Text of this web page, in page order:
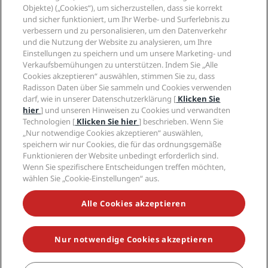
Radisson Hotels APP
„Sports Approved“-Hotels
Familienfreundliche Hotels
Gesundheit & Sicherheit
Medien
Karriere RHG
Karriere PPHE
Karrieren EHL
The Club by RHG
Entwicklungsmöglichkeiten
Responsible Business – Unser Engagement
Einkauf
Privacy Centre
Rechtliche Hinweise
Radisson Rewards Geschäftsbedingungen
Website-Nutzungsvereinbarung
Digitale Barrierefreiheit
Moderne Sklaverei – Erklärung
Hilfe
Verbrauchermeldungen
Kontakt
FAQ
Inhaltsübersicht
Soziale Medien
Marken von Radisson Hotels
VERPASSEN SIE NIEMALS UNSERE BELIEBTESTEN
ANGEBOTE
© 2026 Radisson Hotel Group.Alle Rechte vorbehalten. RHG Radisson
Hotel Group, Radisson, Radisson RED, Radisson Blu, Radisson Collection,
Radisson Individuals, Park Plaza, Park Inn, Country Inn & Suites, Prize by
Objekte) („Cookies“), um sicherzustellen, dass sie korrekt
und sicher funktioniert, um Ihr Werbe- und Surferlebnis zu
verbessern und zu personalisieren, um den Datenverkehr
und die Nutzung der Website zu analysieren, um Ihre
Einstellungen zu speichern und um unsere Marketing- und
Verkaufsbemühungen zu unterstützen. Indem Sie „Alle
Cookies akzeptieren“ auswählen, stimmen Sie zu, dass
Radisson Daten über Sie sammeln und Cookies verwenden
darf, wie in unserer Datenschutzerklärung [ Klicken Sie
hier] und unseren Hinweisen zu Cookies und verwandten
Technologien [ Klicken Sie hier] beschrieben. Wenn Sie
„Nur notwendige Cookies akzeptieren“ auswählen,
speichern wir nur Cookies, die für das ordnungsgemäße
Funktionieren der Website unbedingt erforderlich sind.
Wenn Sie spezifischere Entscheidungen treffen möchten,
wählen Sie „Cookie-Einstellungen“ aus.
Alle Cookies akzeptieren
Nur notwendige Cookies akzeptieren